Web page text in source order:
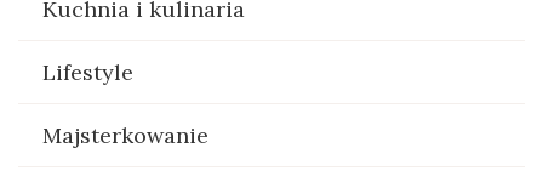
Kuchnia i kulinaria
Lifestyle
Majsterkowanie